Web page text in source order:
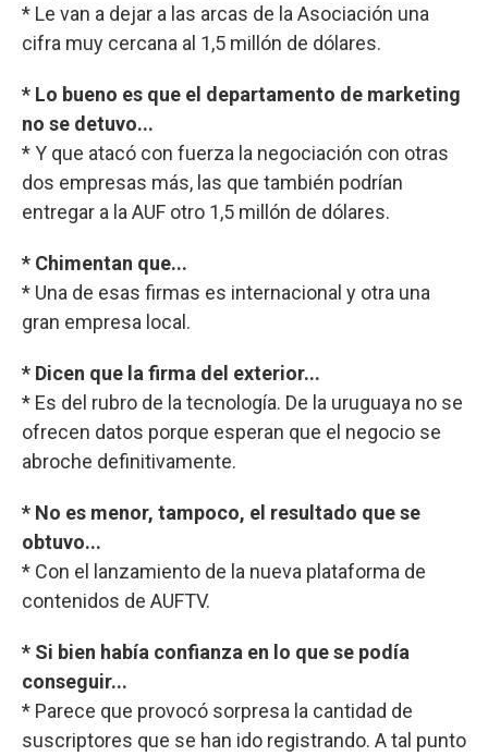
* Le van a dejar a las arcas de la Asociación una
cifra muy cercana al 1,5 millón de dólares.
* Lo bueno es que el departamento de marketing
no se detuvo...
* Y que atacó con fuerza la negociación con otras
dos empresas más, las que también podrían
entregar a la AUF otro 1,5 millón de dólares.
* Chimentan que...
* Una de esas firmas es internacional y otra una
gran empresa local.
* Dicen que la firma del exterior...
* Es del rubro de la tecnología. De la uruguaya no se
ofrecen datos porque esperan que el negocio se
abroche definitivamente.
* No es menor, tampoco, el resultado que se
obtuvo...
* Con el lanzamiento de la nueva plataforma de
contenidos de AUFTV.
* Si bien había confianza en lo que se podía
conseguir...
* Parece que provocó sorpresa la cantidad de
suscriptores que se han ido registrando. A tal punto